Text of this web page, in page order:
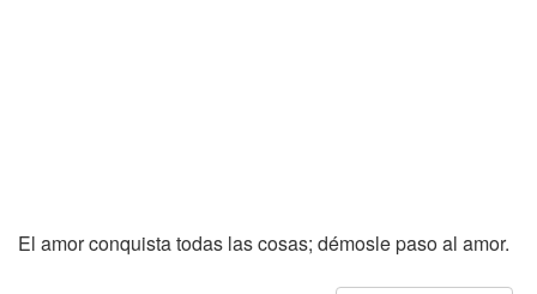
El amor conquista todas las cosas; démosle paso al amor.